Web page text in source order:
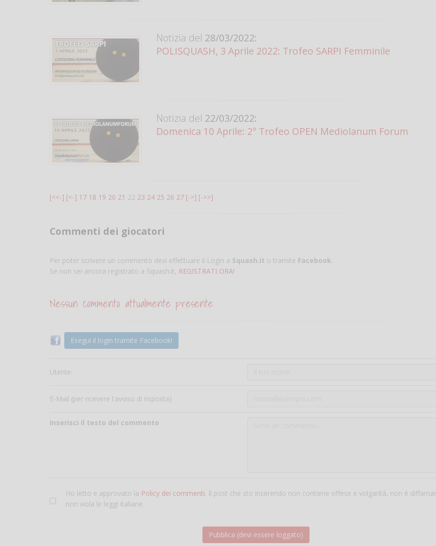
Notizia del 28/03/2022:
POLISQUASH, 3 Aprile 2022: Trofeo SARPI Femminile
Notizia del 22/03/2022:
Domenica 10 Aprile: 2° Trofeo OPEN Mediolanum Forum
[<<-] [<-] 17 18 19 20 21 22 23 24 25 26 27 [->] [->>]
Commenti dei giocatori
Per poter scrivere un commento devi effettuare il Login a Squash.it o tramite Facebook.
Se non sei ancora registrato a Squash.it, REGISTRATI ORA!
Nessun commento attualmente presente
Esegui il login tramite Facebook!
Utente:
E-Mail (per ricevere l'avviso di risposta)
Inserisci il testo del commento
Ho letto e approvato la Policy dei commenti. Il post che sto inserendo non contiene offese e volgarità, non è
non viola le leggi italiane.